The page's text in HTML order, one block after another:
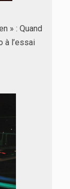
» : Quand
à l’essai